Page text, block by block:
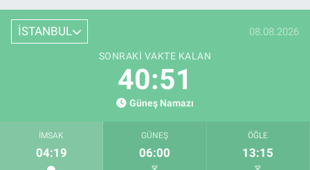
İSTANBUL 08.08.2026
SONRAKI VAKTE KALAN
40:50
Güneş Namazı
İMSAK
04:19
GÜNEŞ
06:00
ÖĞLE
13:15